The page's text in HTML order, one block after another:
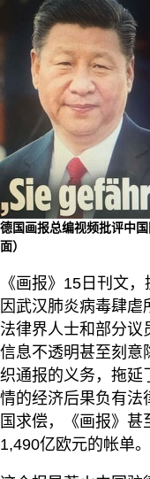
德国画报总编视频批评中
面）
《画报》15日刊文
因武汉肺炎病毒肆虐
法律界人士和部分议
信息不透明甚至刻意
织通报的义务，拖延
情的经济后果负有法
国求偿，《画报》甚
1,490亿欧元的帐单。